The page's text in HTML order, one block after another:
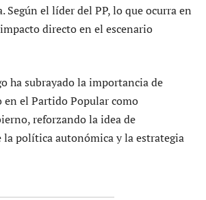
Según el líder del PP, lo que ocurra en
directo en el escenario
ha subrayado la importancia de
el Partido Popular como
reforzando la idea de
política autonómica y la estrategia